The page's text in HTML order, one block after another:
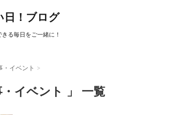
日！ブログ
る毎日をご一緒に！
・イベント >
・イベント 」 一覧